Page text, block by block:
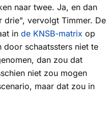
naar twee. Ja, en dan
drie", vervolgt Timmer. De
in de KNSB-matrix op
schaatssters niet te
dan zou dat
niet zou mogen
maar dat zou in